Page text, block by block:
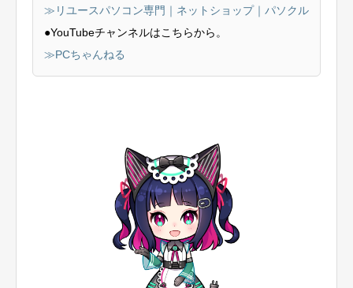
≫リユースパソコン専門｜ネットショップ｜パソクル
●YouTubeチャンネルはこちらから。
≫PCちゃんねる